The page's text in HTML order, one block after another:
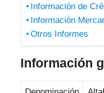
Información de
Información
Otros Informes
Información